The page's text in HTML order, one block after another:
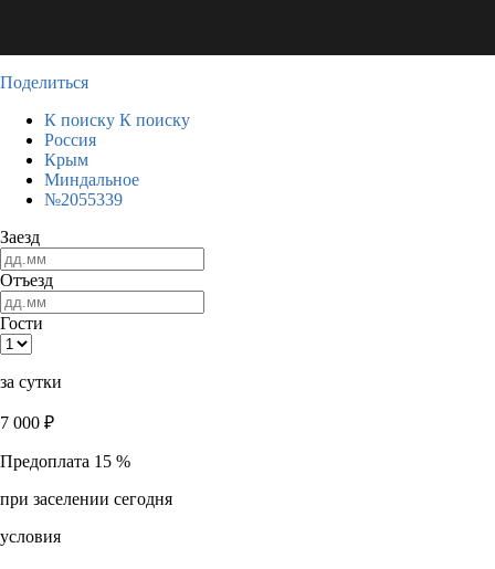
Поделиться
К поиску К поиску
Россия
Крым
Миндальное
№2055339
Заезд
Отъезд
Гости
за сутки
7 000 ₽
Предоплата 15 %
при заселении сегодня
условия